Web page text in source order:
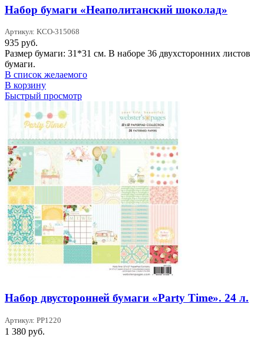
Набор бумаги «Неаполитанский шоколад»
Артикул: KCO-315068
935 руб.
Размер бумаги: 31*31 см. В наборе 36 двухсторонних листов
бумаги.
В список желаемого
В корзину
Быстрый просмотр
Набор двусторонней бумаги «Party Time». 24 л.
Артикул: PP1220
1 380 руб.